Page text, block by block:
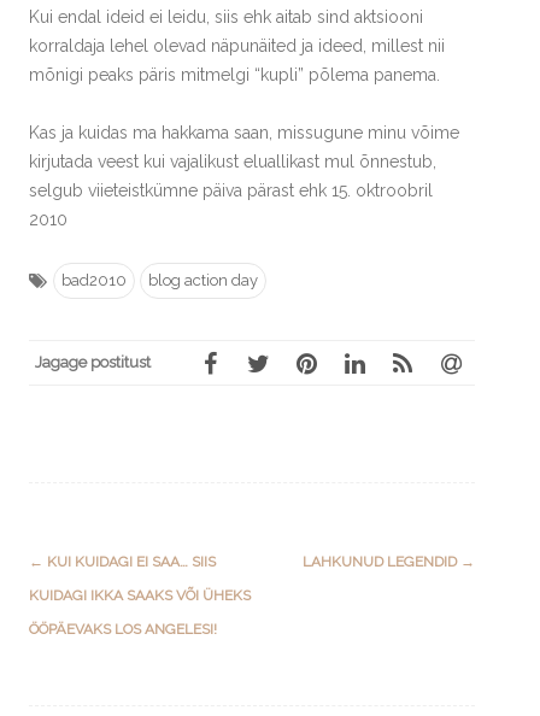
Kui endal ideid ei leidu, siis ehk aitab sind aktsiooni
korraldaja lehel olevad näpunäited ja ideed, millest nii
mõnigi peaks päris mitmelgi “kupli” põlema panema.
Kas ja kuidas ma hakkama saan, missugune minu võime
kirjutada veest kui vajalikust eluallikast mul õnnestub,
selgub viieteistkümne päiva pärast ehk 15. oktroobril
2010
bad2010 blog action day
Jagage postitust
Post
navigation
← KUI KUIDAGI EI SAA… SIIS
KUIDAGI IKKA SAAKS VÕI ÜHEKS
ÖÖPÄEVAKS LOS ANGELESI!
LAHKUNUD LEGENDID →